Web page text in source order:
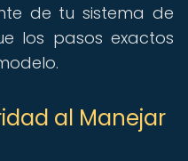
de tu sistema de
los pasos exactos
al Manejar